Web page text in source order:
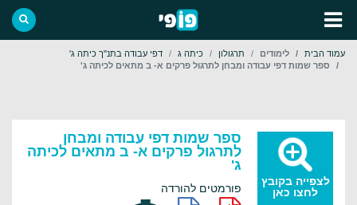
עמוד הבית לימודים תרגולון כיתה ג
דפי עבודה בתנ"ך כיתה ג'
ספר שמות דפי עבודה ומבחן לתרגול פרקים א- ב מתאים לכיתה ג'
לצפייה בקובץ
לחצו כאן
ספר שמות דפי עבודה ומבחן
לתרגול פרקים א- ב מתאים לכיתה
ג'
פורמטים להורדה